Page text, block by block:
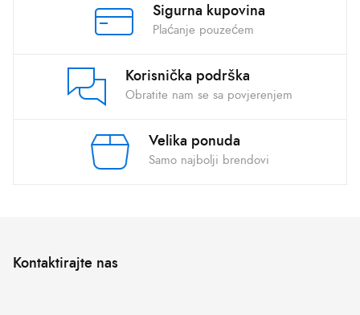
Sigurna kupovina
Plaćanje pouzećem
Korisnička podrška
Obratite nam se sa povjerenjem
Velika ponuda
Samo najbolji brendovi
Kontaktirajte nas